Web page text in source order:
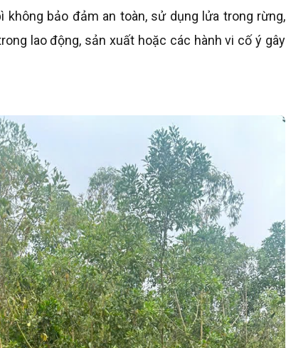
bảo đảm an toàn, sử dụng lửa trong rừng,
lao động, sản xuất hoặc các hành vi cố ý gây